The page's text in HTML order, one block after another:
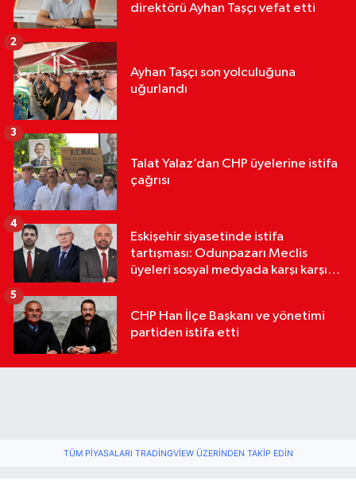
direktörü Ayhan Taşçı vefat etti
Ayhan Taşçı son yolculuğuna
uğurlandı
2
Talat Yalaz’dan CHP üyelerine istifa
çağrısı
3
Eskişehir siyasetinde istifa
tartışması: Odunpazarı Meclis
üyeleri sosyal medyada karşı karşıya
4
CHP Han İlçe Başkanı ve yönetimi
partiden istifa etti
5
TÜM PIYASALARI TRADINGVIEW ÜZERINDEN TAKIP EDIN